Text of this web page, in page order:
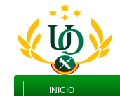
INICIO